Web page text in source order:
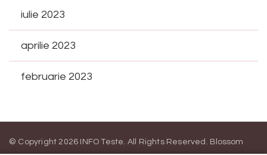
iulie 2023
aprilie 2023
februarie 2023
© Copyright 2026 INFO Teste. All Rights Reserved. Blossom